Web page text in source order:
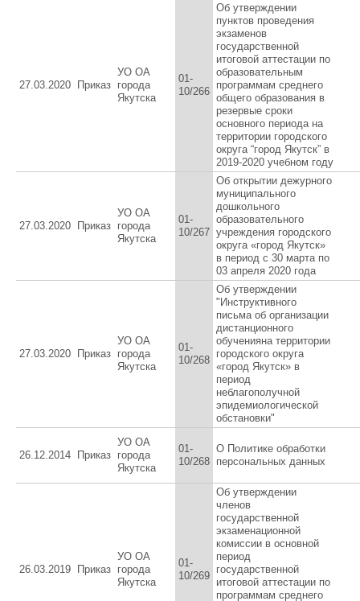
27.03.2020 Приказ
УО ОА
города
Якутска
01-
10/266
Об утверждении
пунктов проведения
экзаменов
государственной
итоговой аттестации по
образовательным
программам среднего
общего образования в
резервые сроки
основного периода на
территории городского
округа “город Якутск” в
2019-2020 учебном году
27.03.2020 Приказ
УО ОА
города
Якутска
01-
10/267
Об открытии дежурного
муниципального
дошкольного
образовательного
учреждения городского
округа «город Якутск»
в период с 30 марта по
03 апреля 2020 года
27.03.2020 Приказ
УО ОА
города
Якутска
01-
10/268
Об утверждении
"Инструктивного
письма об организации
дистанционного
обученияна территории
городского округа
«город Якутск» в
период
неблагополучной
эпидемиологической
обстановки"
26.12.2014 Приказ
УО ОА
города
Якутска
01-
10/268
О Политике обработки
персональных данных
26.03.2019 Приказ
УО ОА
города
Якутска
01-
10/269
Об утверждении
членов
государственной
экзаменационной
комиссии в основной
период
государственной
итоговой аттестации по
программам среднего